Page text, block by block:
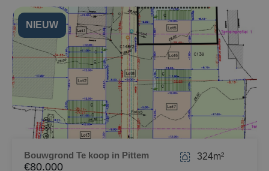
NIEUW
Bouwgrond Te koop in Pittem
€80.000
324m²